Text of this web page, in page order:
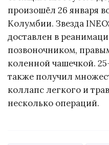
произошёл 26 января
Колумбии. Звезда
доставлен в
позвоночником,
коленной чашечкой.
также получил
коллапс легкого и
несколько операций.